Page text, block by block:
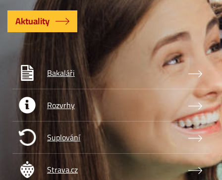
Aktuality
ObrázekBakaláři
ObrázekRozvrhy
ObrázekSuplování
ObrázekStrava.cz